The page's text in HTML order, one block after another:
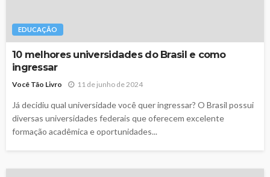
EDUCAÇÃO
10 melhores universidades do Brasil e como
ingressar
Você Tão Livro 11 de junho de 2024
Já decidiu qual universidade você quer ingressar? O Brasil possui
diversas universidades federais que oferecem excelente
formação acadêmica e oportunidades...